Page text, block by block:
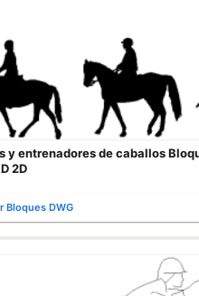
y entrenadores de caballos
2D
Bloques DWG